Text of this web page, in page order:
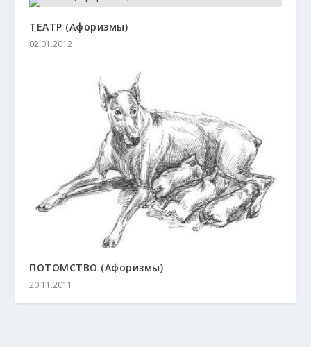
ТЕАТР (Афоризмы)
02.01.2012
ПОТОМСТВО (Афоризмы)
20.11.2011